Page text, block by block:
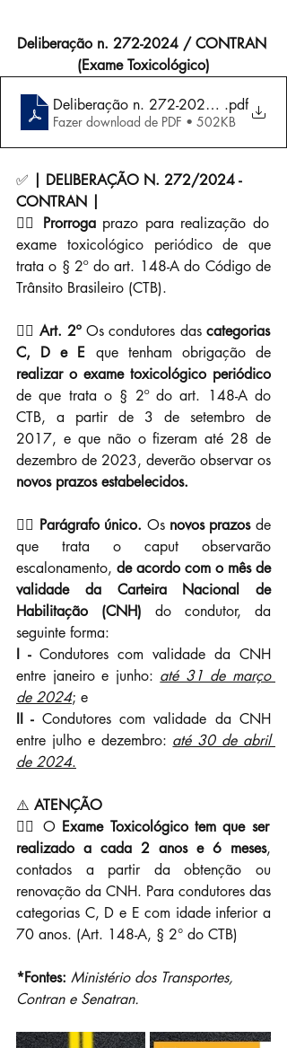
Deliberação n. 272-2024 / CONTRAN
(Exame Toxicológico)
Deliberação n. 272-2024 .pdf
Fazer download de PDF • 502KB
✅
| DELIBERAÇÃO N. 272/2024 -
CONTRAN |
👉🏼 Prorroga prazo para realização do
exame toxicológico periódico de que
trata o § 2º do art. 148-A do Código de
Trânsito Brasileiro (CTB).
👉🏼 Art. 2º Os condutores das categorias
C, D e E
realizar o exame toxicológico periódico
de que trata o § 2º do art. 148-A do
CTB, a partir de 3 de setembro de
2017, e que não o fizeram até 28 de
novos prazos estabelecidos.
👉🏼 Parágrafo único. Os novos prazos de
que trata o caput observarão
escalonamento, de acordo com o mês de
validade da Carteira Nacional de
Habilitação (CNH) do condutor, da
seguinte forma:
I - Condutores com validade da CNH
entre janeiro e junho: até 31 de março
de 2024; e
II - Condutores com validade da CNH
entre julho e dezembro: até 30 de abril
de 2024.
⚠️ ATENÇÃO
👉🏼 O Exame Toxicológico tem que ser
realizado a cada 2 anos e 6 meses,
contados a partir da obtenção ou
renovação da CNH. Para condutores das
categorias C, D e E com idade inferior a
70 anos. (Art. 148-A, § 2° do CTB)
*Fontes: Ministério dos Transportes,
Contran e Senatran.